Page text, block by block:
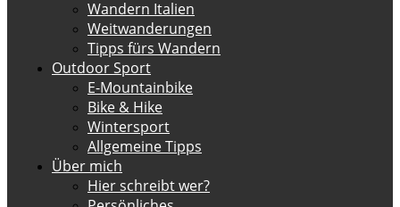
Wandern Italien
Weitwanderungen
Tipps fürs Wandern
Outdoor Sport
E-Mountainbike
Bike & Hike
Wintersport
Allgemeine Tipps
Über mich
Hier schreibt wer?